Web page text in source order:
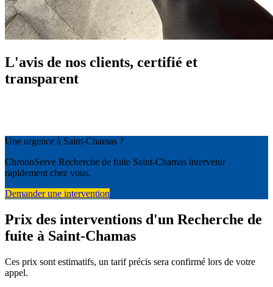
L'avis de nos clients, certifié et
transparent
Une urgence à Saint-Chamas ?
ChronoServe Recherche de fuite Saint-Chamas intervenir
rapidement chez vous.
Demander une intervention
Prix des interventions d'un Recherche de
fuite à Saint-Chamas
Ces prix sont estimatifs, un tarif précis sera confirmé lors de votre
appel.